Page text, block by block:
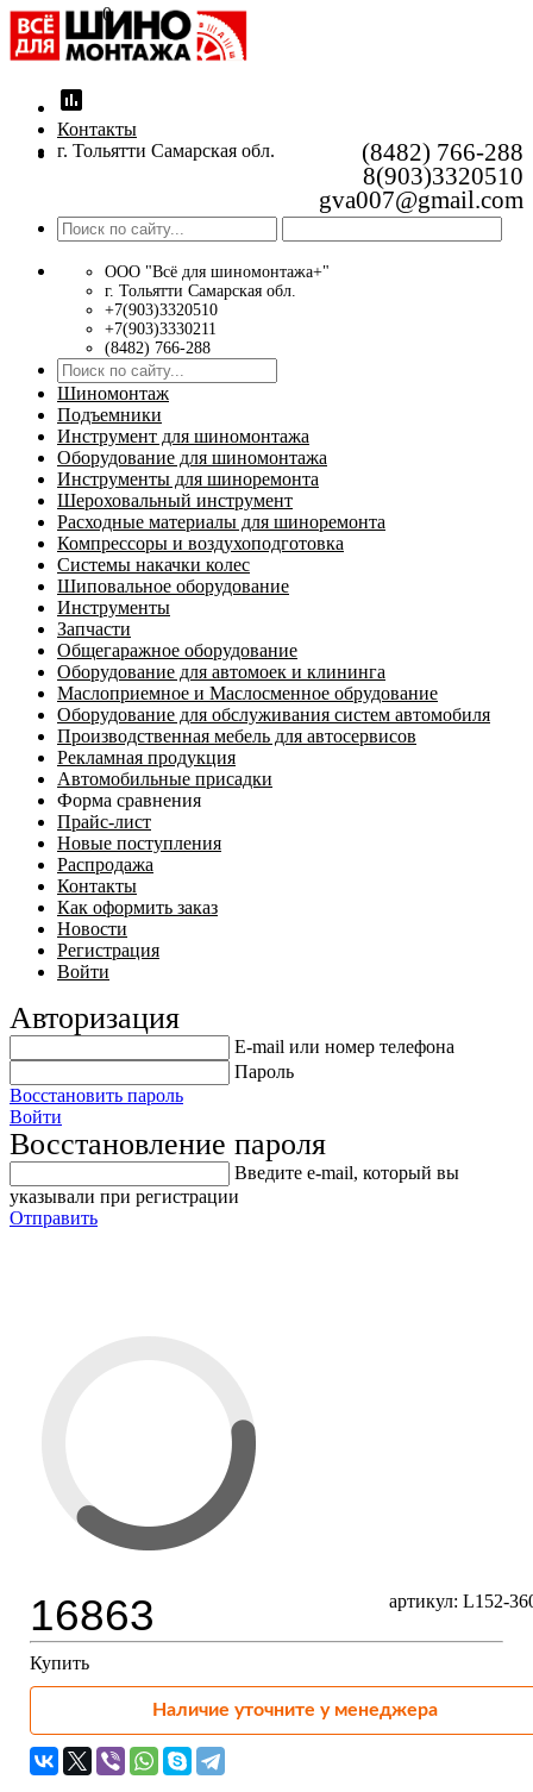
insert_chart
0
Контакты
г. Тольятти Самарская обл.
(8482) 766-288
8(903)3320510
gva007@gmail.com
ООО "Всё для шиномонтажа+"
г. Тольятти Самарская обл.
+7(903)3320510
+7(903)3330211
(8482) 766-288
Шиномонтаж
Подъемники
Инструмент для шиномонтажа
Оборудование для шиномонтажа
Инструменты для шиноремонта
Шероховальный инструмент
Расходные материалы для шиноремонта
Компрессоры и воздухоподготовка
Системы накачки колес
Шиповальное оборудование
Инструменты
Запчасти
Общегаражное оборудование
Оборудование для автомоек и клининга
Маслоприемное и Маслосменное обрудование
Оборудование для обслуживания систем автомобиля
Производственная мебель для автосервисов
Рекламная продукция
Автомобильные присадки
Форма сравнения
Прайс-лист
Новые поступления
Распродажа
Контакты
Как оформить заказ
Новости
Регистрация
Войти
Авторизация
E-mail или номер телефона
Пароль
Восстановить пароль
Войти
Восстановление пароля
Введите е-mail, который вы
указывали при регистрации
Отправить
артикул: L152-
16863
Купить
Наличие уточните у менеджера